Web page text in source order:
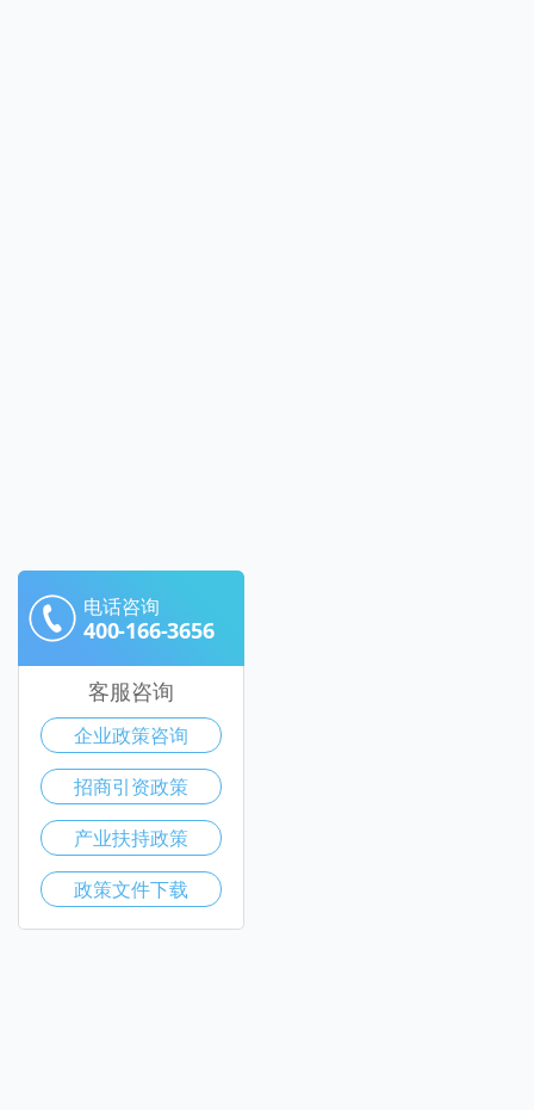
电话咨询
400-166-3656
客服咨询
企业政策咨询
招商引资政策
产业扶持政策
政策文件下载